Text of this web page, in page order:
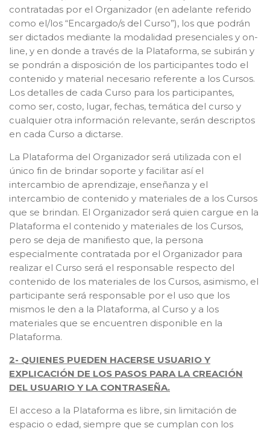
contratadas por el Organizador (en adelante referido
como el/los “Encargado/s del Curso”), los que podrán
ser dictados mediante la modalidad presenciales y on-
line, y en donde a través de la Plataforma, se subirán y
se pondrán a disposición de los participantes todo el
contenido y material necesario referente a los Cursos.
Los detalles de cada Curso para los participantes,
como ser, costo, lugar, fechas, temática del curso y
cualquier otra información relevante, serán descriptos
en cada Curso a dictarse.
La Plataforma del Organizador será utilizada con el
único fin de brindar soporte y facilitar así el
intercambio de aprendizaje, enseñanza y el
intercambio de contenido y materiales de a los Cursos
que se brindan. El Organizador será quien cargue en la
Plataforma el contenido y materiales de los Cursos,
pero se deja de manifiesto que, la persona
especialmente contratada por el Organizador para
realizar el Curso será el responsable respecto del
contenido de los materiales de los Cursos, asimismo, el
participante será responsable por el uso que los
mismos le den a la Plataforma, al Curso y a los
materiales que se encuentren disponible en la
Plataforma.
2- QUIENES PUEDEN HACERSE USUARIO Y
EXPLICACIÓN DE LOS PASOS PARA LA CREACIÓN
DEL USUARIO Y LA CONTRASEÑA.
El acceso a la Plataforma es libre, sin limitación de
espacio o edad, siempre que se cumplan con los